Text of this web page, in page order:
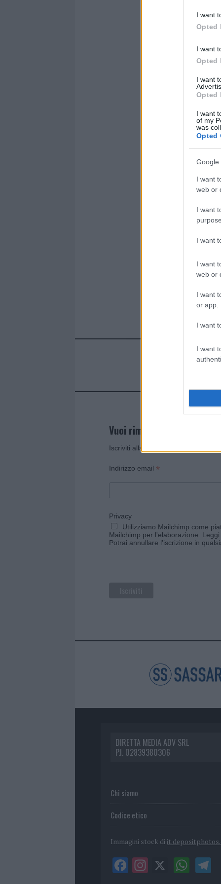
I want
Opted
I want
Opted
I want
Opted
I want
of my
was
Opted
Google
I want
web or
I want
I want
I want
web or
I want
or app.
I want
I want
Vuoi rimanere sempre
Iscriviti alla newsletter di Gallura
Indirizzo email *
Privacy
Utilizziamo Mailchimp come
Mailchimp per l'elaborazione.
Potrai annullare l'iscrizione in
DIRETTA MEDIA ADV SRL
P.I. 02839380306
Chi siamo
Codice etico
Immagini stock di